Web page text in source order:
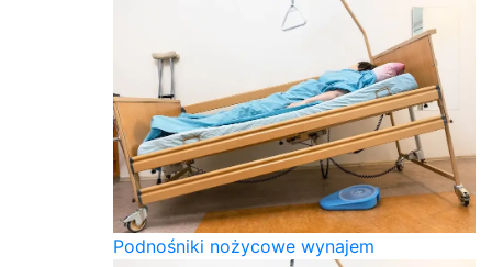
Podnośniki nożycowe wynajem